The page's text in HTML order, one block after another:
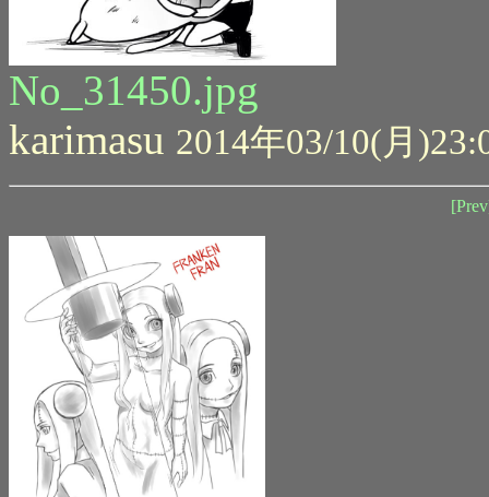
No_31450.jpg
karimasu 2014年03/10(月